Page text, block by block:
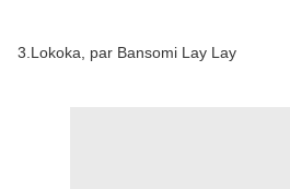
3.Lokoka, par Bansomi Lay Lay